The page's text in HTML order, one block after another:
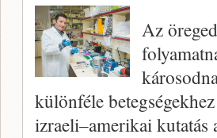
Az
különféle
izraeli–amerikai kutatás